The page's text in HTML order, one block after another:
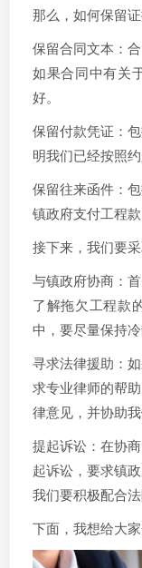
那么，如何保留
保留合同文本：
如果合同中有关
好。
保留付款凭证：
明我们已经按照
保留往来函件：
镇政府支付工程款
接下来，我们要
与镇政府协商：
了解拖欠工程款
中，要尽量保持冷
寻求法律援助：
求专业律师的帮
律意见，并协助我
提起诉讼：在协
起诉讼，要求镇
我们要积极配合
下面，我想给大